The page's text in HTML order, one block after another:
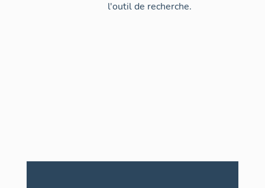
l'outil de recherche.